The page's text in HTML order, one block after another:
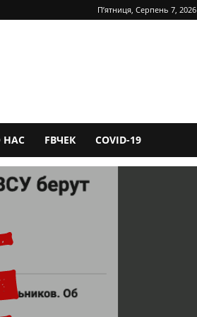
П’ятниця, Серпень 7, 2026
НАС FBЧЕК COVID-19